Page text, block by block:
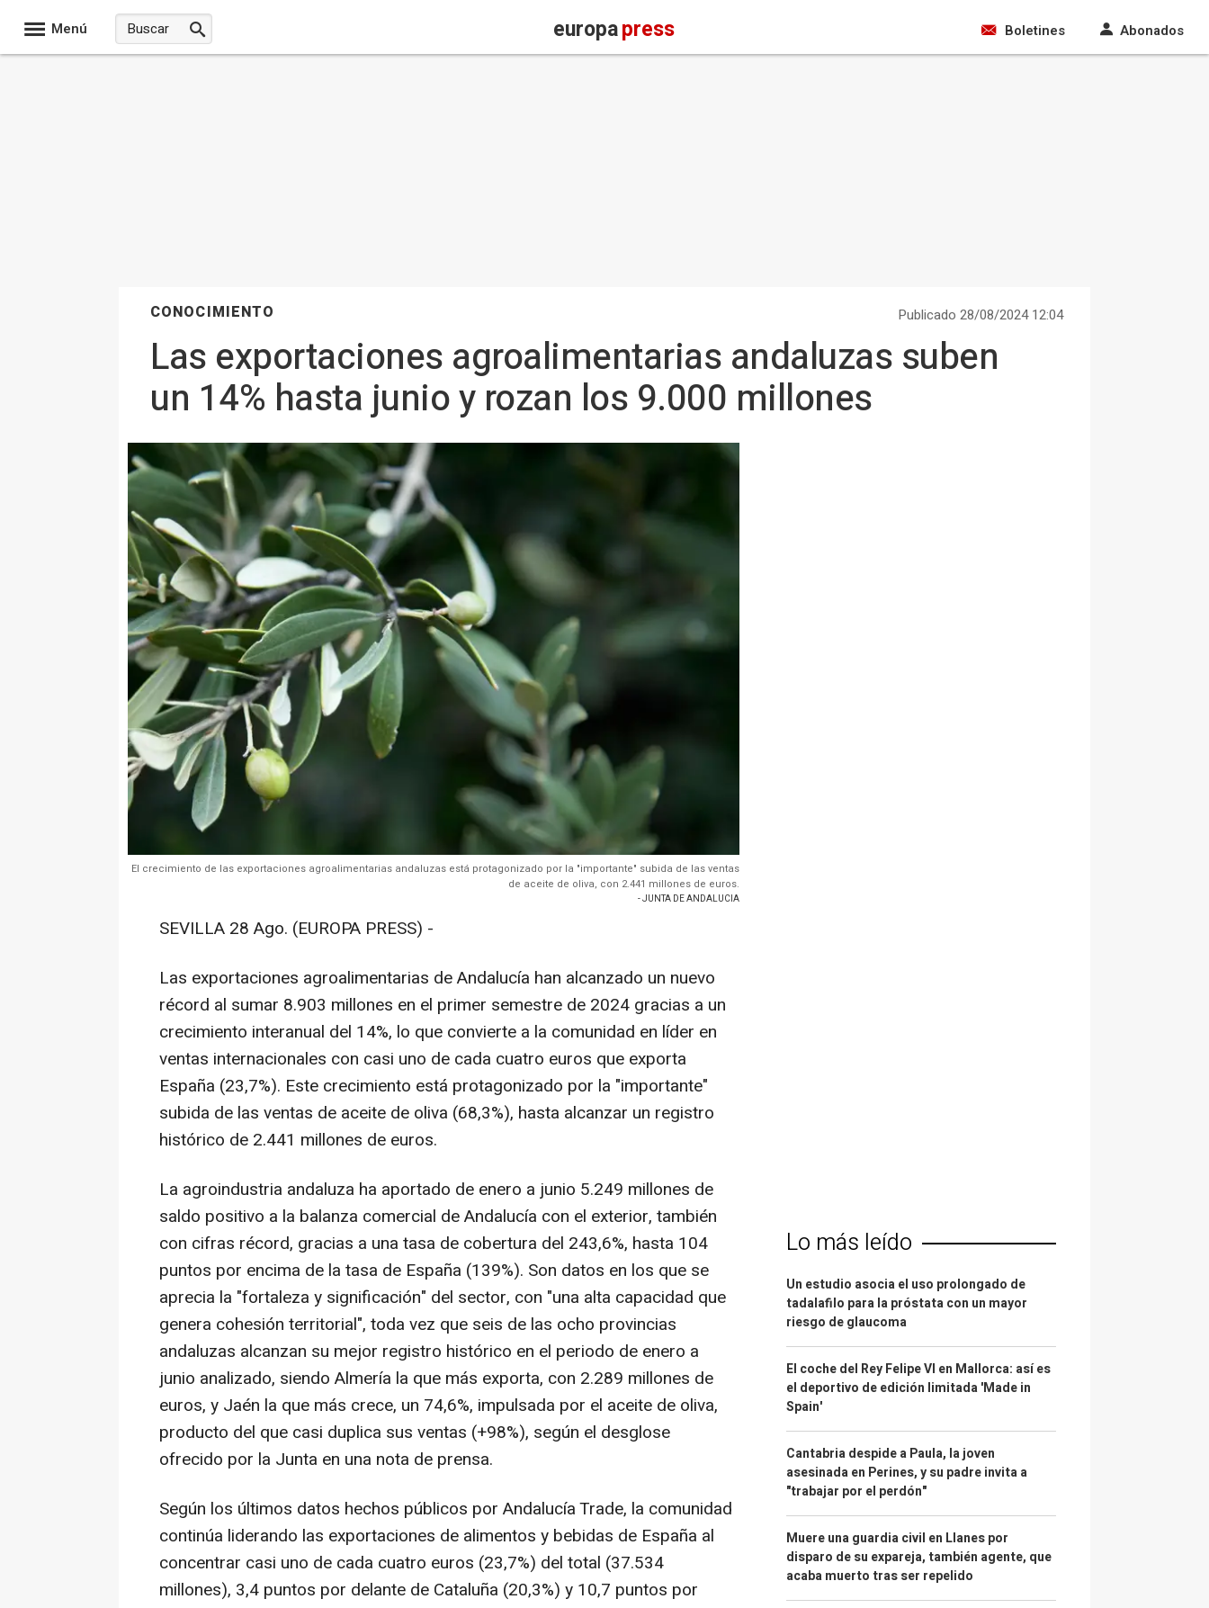
Menú europapress Boletines Abonados
CONOCIMIENTO Publicado 28/08/2024 12:04
Las exportaciones agroalimentarias andaluzas suben
un 14% hasta junio y rozan los 9.000 millones
El crecimiento de las exportaciones agroalimentarias andaluzas está protagonizado por la "importante" subida de las ventas
de aceite de oliva, con 2.441 millones de euros.
- JUNTA DE ANDALUCIA
SEVILLA 28 Ago. (EUROPA PRESS) -
Las exportaciones agroalimentarias de Andalucía han alcanzado un nuevo
récord al sumar 8.903 millones en el primer semestre de 2024 gracias a un
crecimiento interanual del 14%, lo que convierte a la comunidad en líder en
ventas internacionales con casi uno de cada cuatro euros que exporta
España (23,7%). Este crecimiento está protagonizado por la "importante"
subida de las ventas de aceite de oliva (68,3%), hasta alcanzar un registro
histórico de 2.441 millones de euros.
La agroindustria andaluza ha aportado de enero a junio 5.249 millones de
saldo positivo a la balanza comercial de Andalucía con el exterior, también
con cifras récord, gracias a una tasa de cobertura del 243,6%, hasta 104
puntos por encima de la tasa de España (139%). Son datos en los que se
aprecia la "fortaleza y significación" del sector, con "una alta capacidad que
genera cohesión territorial", toda vez que seis de las ocho provincias
andaluzas alcanzan su mejor registro histórico en el periodo de enero a
junio analizado, siendo Almería la que más exporta, con 2.289 millones de
euros, y Jaén la que más crece, un 74,6%, impulsada por el aceite de oliva,
producto del que casi duplica sus ventas (+98%), según el desglose
ofrecido por la Junta en una nota de prensa.
Según los últimos datos hechos públicos por Andalucía Trade, la comunidad
continúa liderando las exportaciones de alimentos y bebidas de España al
concentrar casi uno de cada cuatro euros (23,7%) del total (37.534
millones), 3,4 puntos por delante de Cataluña (20,3%) y 10,7 puntos por
Lo más leído
Un estudio asocia el uso prolongado de
tadalafilo para la próstata con un mayor
riesgo de glaucoma
El coche del Rey Felipe VI en Mallorca: así es
el deportivo de edición limitada 'Made in
Spain'
Cantabria despide a Paula, la joven
asesinada en Perines, y su padre invita a
"trabajar por el perdón"
Muere una guardia civil en Llanes por
disparo de su expareja, también agente, que
acaba muerto tras ser repelido